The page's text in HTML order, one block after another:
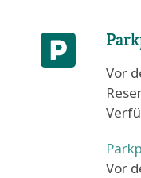
Vor
Vor